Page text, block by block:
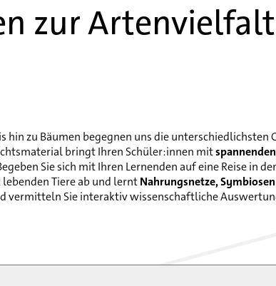
zur
zu Bäumen begegnen uns die unterschiedlichsten
bringt Ihren Schüler:innen mit
Sie sich mit Ihren Lernenden auf eine Reise in
Tiere ab und lerntNahrungsnetze,
vermitteln Sie interaktiv wissenschaftliche